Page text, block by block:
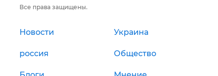
Все права защищены.
Новости Украина
россия Общество